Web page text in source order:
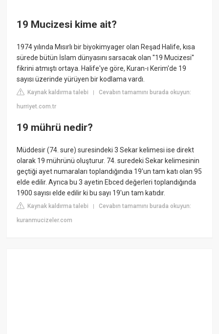
19 Mucizesi kime ait?
1974 yılında Mısırlı bir biyokimyager olan Reşad Halife, kısa
sürede bütün İslam dünyasını sarsacak olan ''19 Mucizesi''
fikrini atmıştı ortaya. Halife'ye göre, Kuran-ı Kerim'de 19
sayısı üzerinde yürüyen bir kodlama vardı.
Kaynak kaldırma talebi |Cevabın tamamını burada okuyun:
hurriyet.com.tr
19 mührü nedir?
Müddesir (74. sure) suresindeki 3 Sekar kelimesi ise direkt
olarak 19 mührünü oluşturur. 74. suredeki Sekar kelimesinin
geçtiği ayet numaraları toplandığındıa 19'un tam katı olan 95
elde edilir. Ayrıca bu 3 ayetin Ebced değerleri toplandığında
1900 sayısı elde edilir ki bu sayı 19'un tam katıdır.
Kaynak kaldırma talebi |Cevabın tamamını burada okuyun:
kuranmucizeler.com